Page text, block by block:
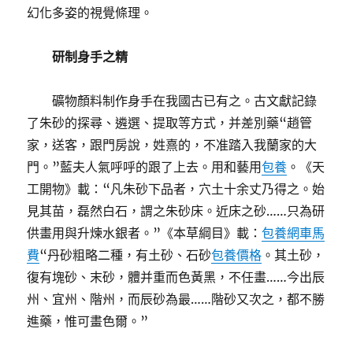
幻化多姿的視覺條理。
研制身手之精
礦物顏料制作身手在我國古已有之。古文獻記錄
了朱砂的探尋、遴選、提取等方式，并差別藥“趙管
家，送客，跟門房說，姓熹的，不准踏入我蘭家的大
門。”藍夫人氣呼呼的跟了上去。用和藝用包養 。《天
工開物》載：“凡朱砂下品者，穴土十余丈乃得之。始
見其苗，磊然白石，謂之朱砂床。近床之砂……只為研
供畫用與升煉水銀者。”《本草綱目》載：包養網車馬
費“丹砂粗略二種，有土砂、石砂包養價格 。其土砂，
復有塊砂、末砂，體并重而色黃黑，不任畫……今出辰
州、宜州、階州，而辰砂為最……階砂又次之，都不勝
進藥，惟可畫色爾。”